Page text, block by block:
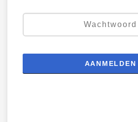
AANMELDEN